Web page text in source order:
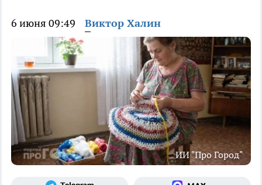
6 июня 09:49 Виктор Халин
ИИ "Про Город"